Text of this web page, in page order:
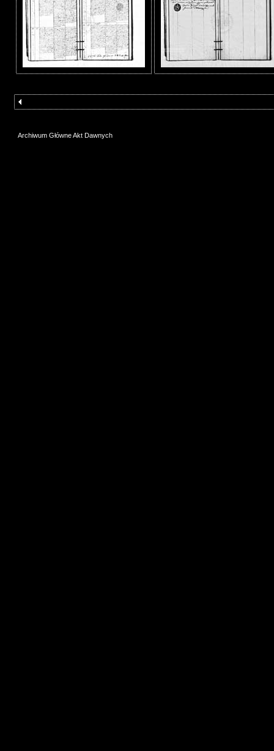
Archiwum Główne Akt Dawnych